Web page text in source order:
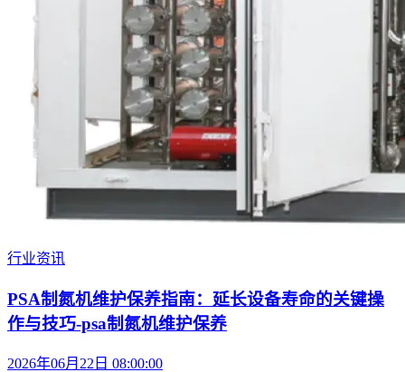
行业资讯
PSA制氮机维护保养指南：延长设备寿命的关键操
作与技巧-psa制氮机维护保养
2026年06月22日 08:00:00